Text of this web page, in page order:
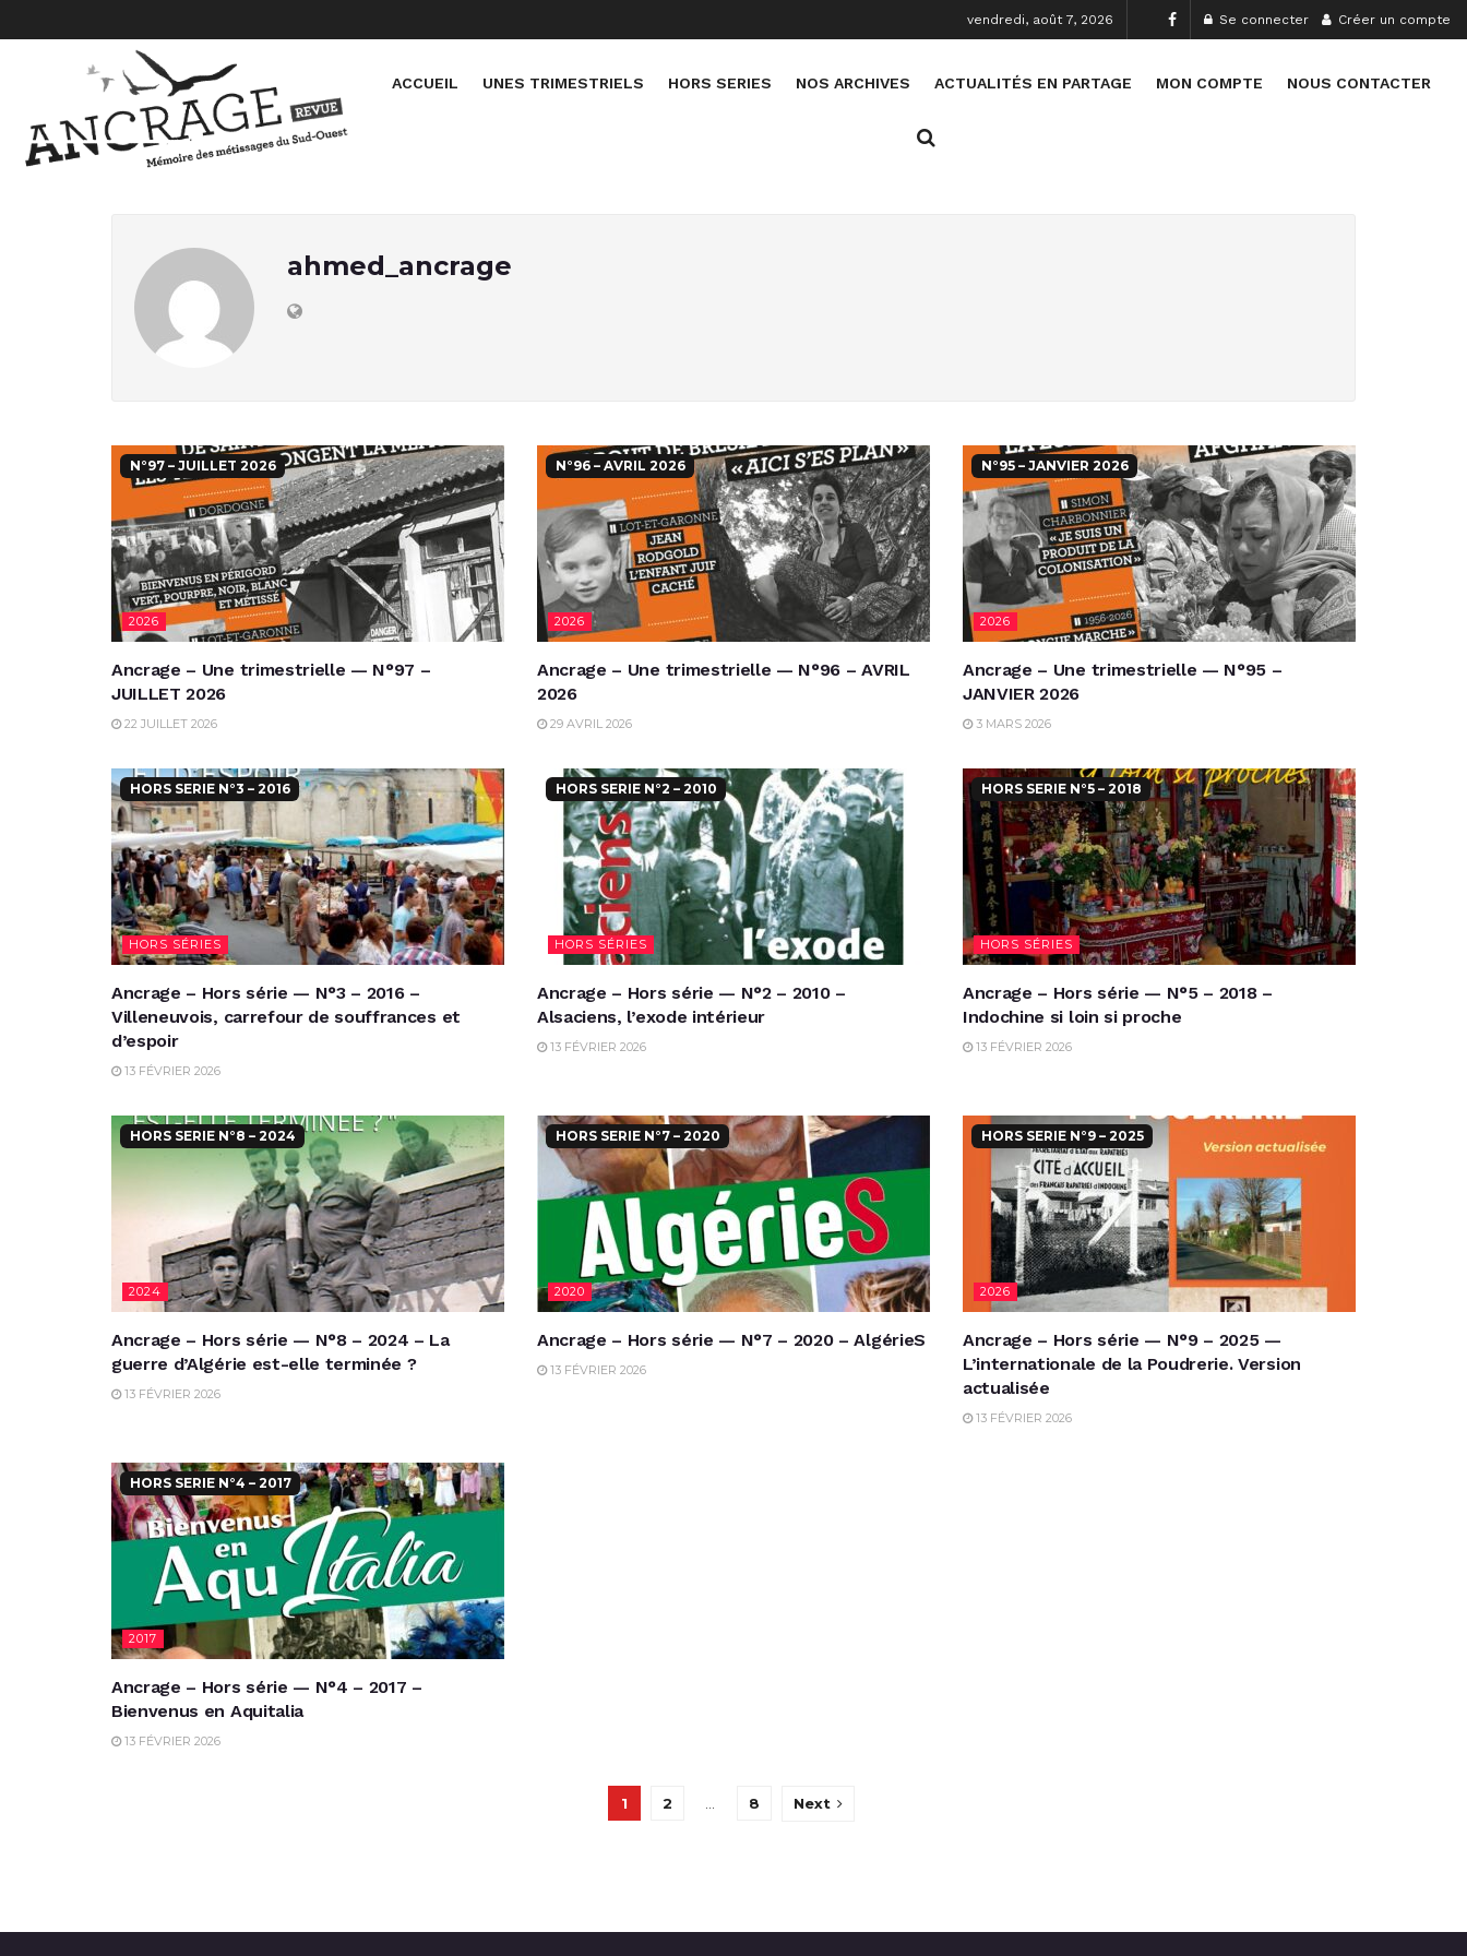
vendredi, août 7, 2026 Se connecter Créer un compte
ACCUEIL UNES TRIMESTRIELS HORS SERIES NOS ARCHIVES ACTUALITÉS EN PARTAGE MON COMPTE NOUS CONTACTER
ahmed_ancrage
N°97 – JUILLET 2026
2026
Ancrage – Une trimestrielle — N°97 –
JUILLET 2026
22 JUILLET 2026
N°96 – AVRIL 2026
2026
Ancrage – Une trimestrielle — N°96 – AVRIL
2026
29 AVRIL 2026
N°95 – JANVIER 2026
2026
Ancrage – Une trimestrielle — N°95 –
JANVIER 2026
3 MARS 2026
HORS SERIE N°3 – 2016
HORS SÉRIES
Ancrage – Hors série — N°3 – 2016 –
Villeneuvois, carrefour de souffrances et
d’espoir
13 FÉVRIER 2026
HORS SERIE N°2 – 2010
HORS SÉRIES
Ancrage – Hors série — N°2 – 2010 –
Alsaciens, l’exode intérieur
13 FÉVRIER 2026
HORS SERIE N°5 – 2018
HORS SÉRIES
Ancrage – Hors série — N°5 – 2018 –
Indochine si loin si proche
13 FÉVRIER 2026
HORS SERIE N°8 – 2024
2024
Ancrage – Hors série — N°8 – 2024 – La
guerre d’Algérie est-elle terminée ?
13 FÉVRIER 2026
HORS SERIE N°7 – 2020
2020
Ancrage – Hors série — N°7 – 2020 – AlgérieS
13 FÉVRIER 2026
HORS SERIE N°9 – 2025
2026
Ancrage – Hors série — N°9 – 2025 —
L’internationale de la Poudrerie. Version
actualisée
13 FÉVRIER 2026
HORS SERIE N°4 – 2017
2017
Ancrage – Hors série — N°4 – 2017 –
Bienvenus en Aquitalia
13 FÉVRIER 2026
1 2 8 Next